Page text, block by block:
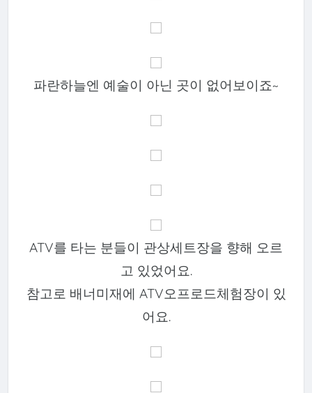
파란하늘엔 예술이 아닌 곳이 없어보이죠~
ATV를 타는 분들이 관상세트장을 향해 오르
고 있었어요.
참고로 배너미재에 ATV오프로드체험장이 있
어요.